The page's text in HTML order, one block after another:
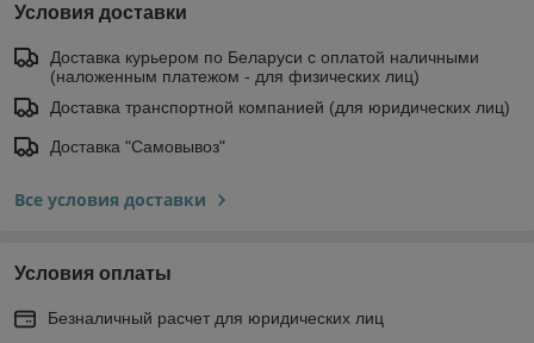
Условия доставки
Доставка курьером по Беларуси с оплатой наличными
(наложенным платежом - для физических лиц)
Доставка транспортной компанией (для юридических лиц)
Доставка "Самовывоз"
Все условия доставки
Условия оплаты
Безналичный расчет для юридических лиц